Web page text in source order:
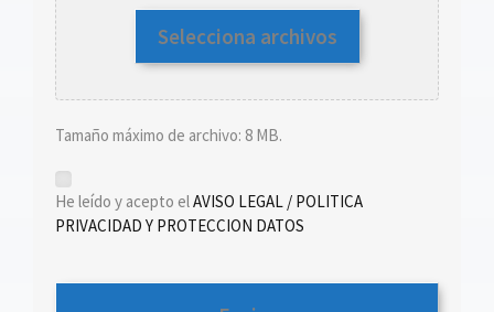
Selecciona archivos
Tamaño máximo de archivo: 8 MB.
He leído y acepto elAVISO LEGAL / POLITICA
PRIVACIDAD Y PROTECCION DATOS